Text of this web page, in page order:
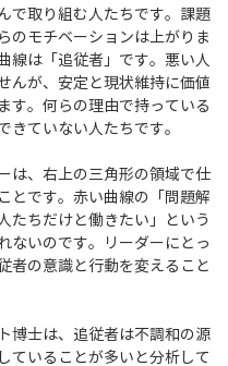
で取り組む人たちです。課題
のモチベーションは上がりま
線は「追従者」です。悪い人
んが、安定と現状維持に価値
す。何らの理由で持っている
きていない人たちです。
は、右上の三角形の領域で仕
とです。赤い曲線の「問題解
たちだけと働きたい」という
ないのです。リーダーにとっ
者の意識と行動を変えること
博士は、追従者は不調和の源
ていることが多いと分析して